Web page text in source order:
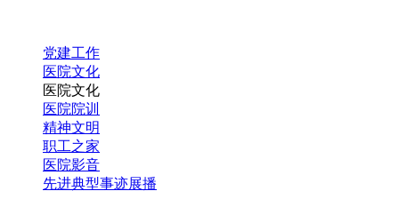
党建工作
医院文化
医院文化
医院院训
精神文明
职工之家
医院影音
先进典型事迹展播